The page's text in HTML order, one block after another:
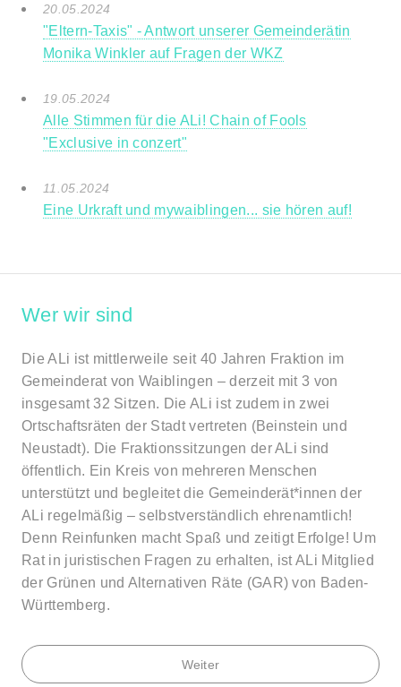
20.05.2024
"Eltern-Taxis" - Antwort unserer Gemeinderätin
Monika Winkler auf Fragen der WKZ
19.05.2024
Alle Stimmen für die ALi! Chain of Fools
"Exclusive in conzert"
11.05.2024
Eine Urkraft und mywaiblingen... sie hören auf!
Wer wir sind
Die ALi ist mittlerweile seit 40 Jahren Fraktion im
Gemeinderat von Waiblingen – derzeit mit 3 von
insgesamt 32 Sitzen. Die ALi ist zudem in zwei
Ortschaftsräten der Stadt vertreten (Beinstein und
Neustadt). Die Fraktionssitzungen der ALi sind
öffentlich. Ein Kreis von mehreren Menschen
unterstützt und begleitet die Gemeinderät*innen der
ALi regelmäßig – selbstverständlich ehrenamtlich!
Denn Reinfunken macht Spaß und zeitigt Erfolge! Um
Rat in juristischen Fragen zu erhalten, ist ALi Mitglied
der Grünen und Alternativen Räte (GAR) von Baden-
Württemberg.
Weiter